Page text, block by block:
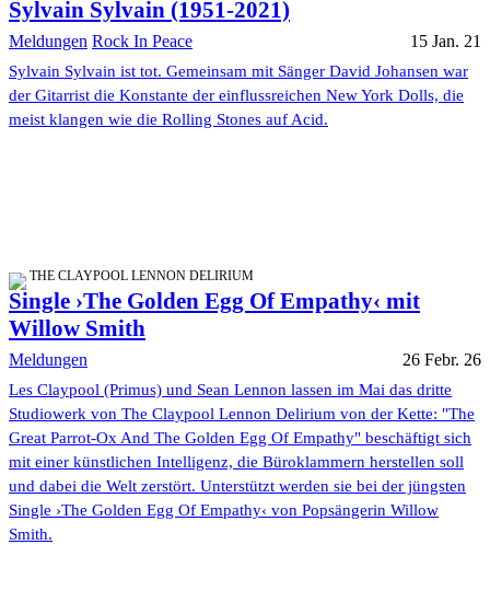
Sylvain Sylvain (1951-2021)
Meldungen Rock In Peace 15 Jan. 21
Sylvain Sylvain ist tot. Gemeinsam mit Sänger David Johansen war
der Gitarrist die Konstante der einflussreichen New York Dolls, die
meist klangen wie die Rolling Stones auf Acid.
THE CLAYPOOL LENNON DELIRIUM
Single ›The Golden Egg Of Empathy‹ mit
Willow Smith
Meldungen 26 Febr. 26
Les Claypool (Primus) und Sean Lennon lassen im Mai das dritte
Studiowerk von The Claypool Lennon Delirium von der Kette: "The
Great Parrot-Ox And The Golden Egg Of Empathy" beschäftigt sich
mit einer künstlichen Intelligenz, die Büroklammern herstellen soll
und dabei die Welt zerstört. Unterstützt werden sie bei der jüngsten
Single ›The Golden Egg Of Empathy‹ von Popsängerin Willow
Smith.